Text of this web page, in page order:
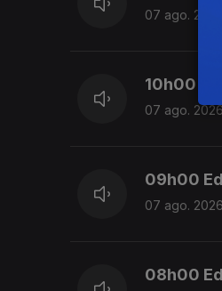
07 ago. 2026
10h00
07 ago.
09h00
07 ago. 2026
08h00